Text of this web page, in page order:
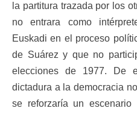
la partitura trazada por los
no entrara como
Euskadi en el proceso
de Suárez y que no
elecciones de 1977. De
dictadura a la democracia
se reforzaría un